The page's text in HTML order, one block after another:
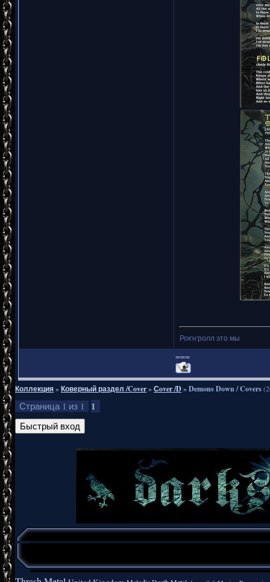
Рок'н'ролл это мы
===
Коллекция»Коверный раздел /Cover»Сover /D»Demons Down / Covers
Страница 1 из 1 1